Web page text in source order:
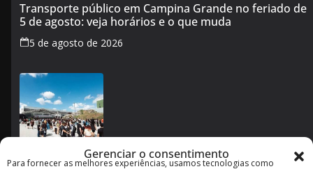
Gerenciar o consentimento
Para fornecer as melhores experiências, usamos tecnologias como
Transporte público em Campina Grande no feriado de
5 de agosto: veja horários e o que muda
5 de agosto de 2026